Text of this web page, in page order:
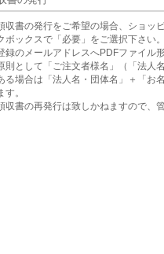
収書の発行をご希望の場合、ショッ
ボックスで「必要」をご選択下さい。
録のメールアドレスへPDFファイル
則として「ご注文者様名」（「法人
る場合は「法人名・団体名」＋「お
す。
収書の再発行は致しかねますので、